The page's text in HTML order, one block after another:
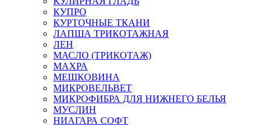
КУПРО
КУРТОЧНЫЕ ТКАНИ
ЛАПША ТРИКОТАЖНАЯ
ЛЕН
МАСЛО (ТРИКОТАЖ)
МАХРА
МЕШКОВИНА
МИКРОВЕЛЬВЕТ
МИКРОФИБРА ДЛЯ НИЖНЕГО БЕЛЬЯ
МУСЛИН
НИАГАРА СОФТ